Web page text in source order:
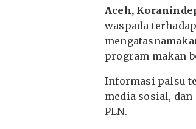
Aceh,
waspada
program makan
Informasi palsu
media sosial,
PLN.